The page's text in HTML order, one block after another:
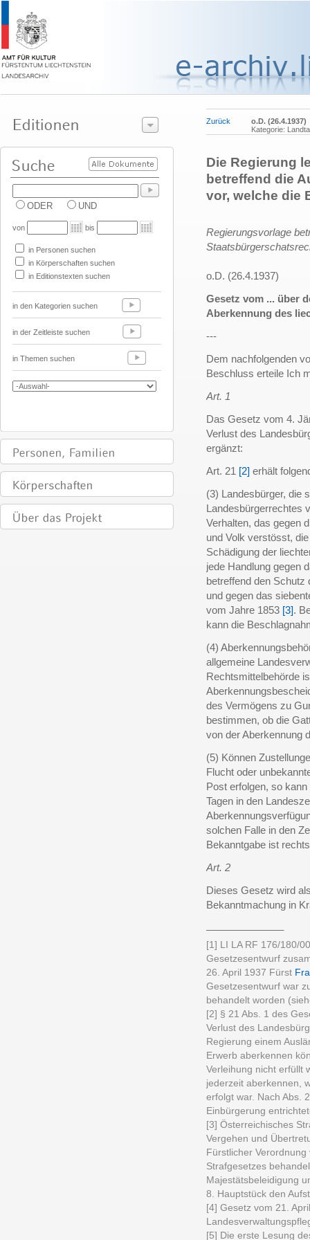
ODER UND
von bis
in Personen suchen
in Körperschaften suchen
in Editionstexten suchen
in den Kategorien suchen
in der Zeitleiste suchen
in Themen suchen
Zurück
o.D. (26.4.1937)
Kategorie:
Die Regierung
betreffend die
vor, welche die
Regierungsvorlage
o.D. (26.4.1937)
Gesetz vom ... über
Aberkennung des
---
Dem nachfolgenden
Beschluss erteile Ich
Art. 1
Das Gesetz vom 4.
Verlust des
ergänzt:
Art. 21 [2] erhält
(3) Landesbürger, die
Landesbürgerrechtes
Verhalten, das gegen
und Volk verstösst,
Schädigung der
jede Handlung gegen
betreffend den Schutz
und gegen das
vom Jahre 1853 [3].
kann die
(4)
allgemeine
Rechtsmittelbehörde
des Vermögens zu
bestimmen, ob die
von der Aberkennung
(5) Können
Flucht oder
Post erfolgen, so
Tagen in den
solchen Falle in den
Bekanntgabe ist
Art. 2
Dieses Gesetz wird
Bekanntmachung in
[1] LI LA RF 176/180/
Gesetzesentwurf
26. April 1937 Fürst
Gesetzesentwurf war
behandelt worden
[2] § 21 Abs. 1 des
Verlust des
Regierung einem
Erwerb aberkennen
Verleihung nicht erfüllt
jederzeit aberkennen,
erfolgt war. Nach Abs.
Einbürgerung
[3] Österreichisches
Vergehen und
Fürstlicher
Strafgesetzes
Majestätsbeleidigung
8. Hauptstück den
[4] Gesetz vom 21.
[5] Die erste Lesung